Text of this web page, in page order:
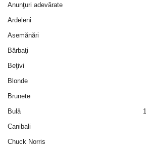
Anunţuri adevărate
Ardeleni
Asemănări
Bărbaţi
Beţivi
Blonde
Brunete
Bulă
Canibali
Chuck Norris